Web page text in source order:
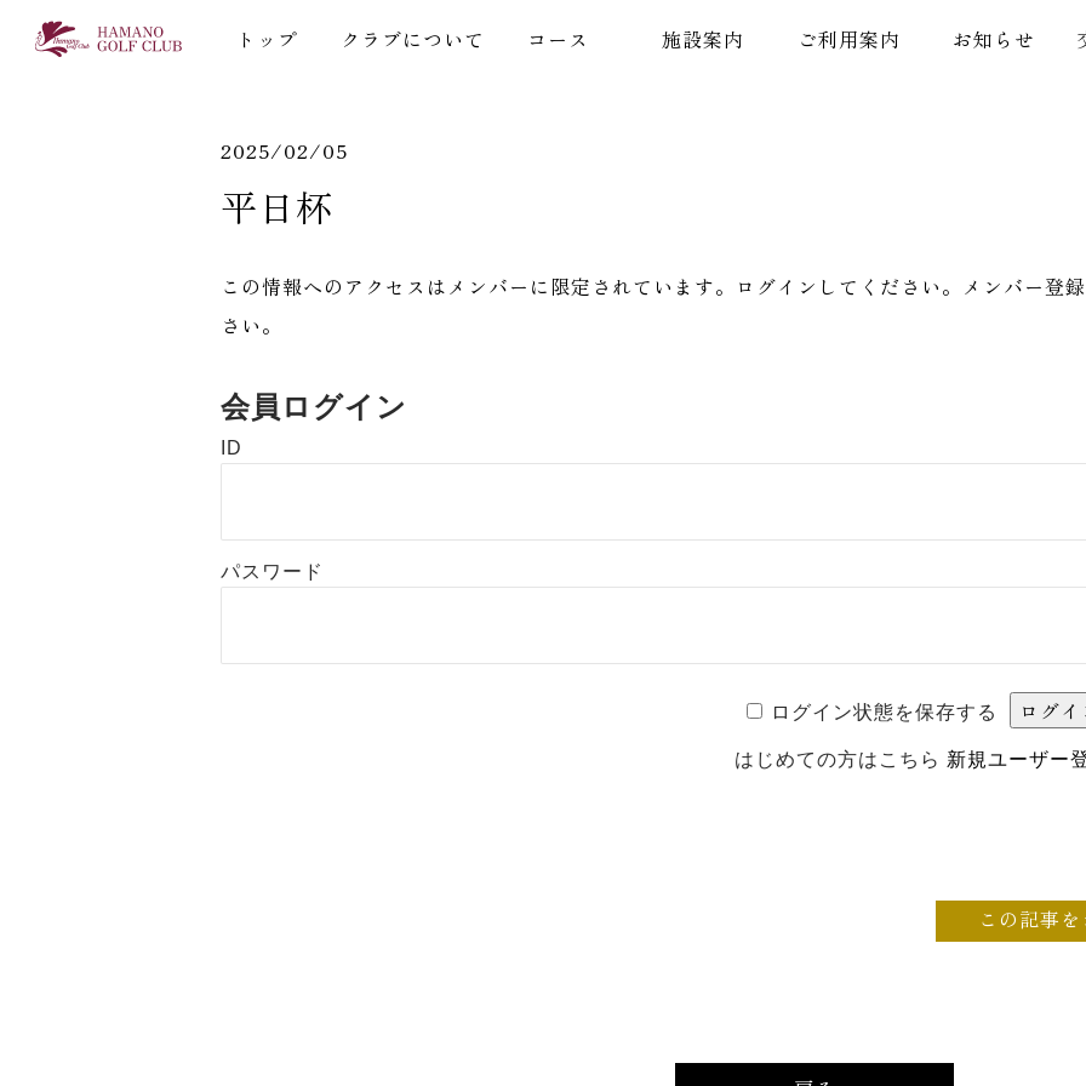
トップ クラブについて コース 施設案内 ご利用案内 お知らせ
2025/02/05
​平日杯
この情報へのアクセスはメンバーに限定されています。ログインしてください。メンバー登
さい。
会員ログイン
ID
パスワード
ログイン状態を保存する
はじめての方はこちら 新規ユーザー
この記事